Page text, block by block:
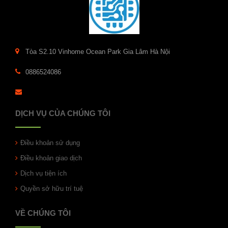
Tòa S2.10 Vinhome Ocean Park Gia Lâm Hà Nội
0886524086
DỊCH VỤ CỦA CHÚNG TÔI
Điều khoản sử dụng
Điều khoản giao dịch
Dịch vụ tiện ích
Quyền sở hữu trí tuệ
VỀ CHÚNG TÔI